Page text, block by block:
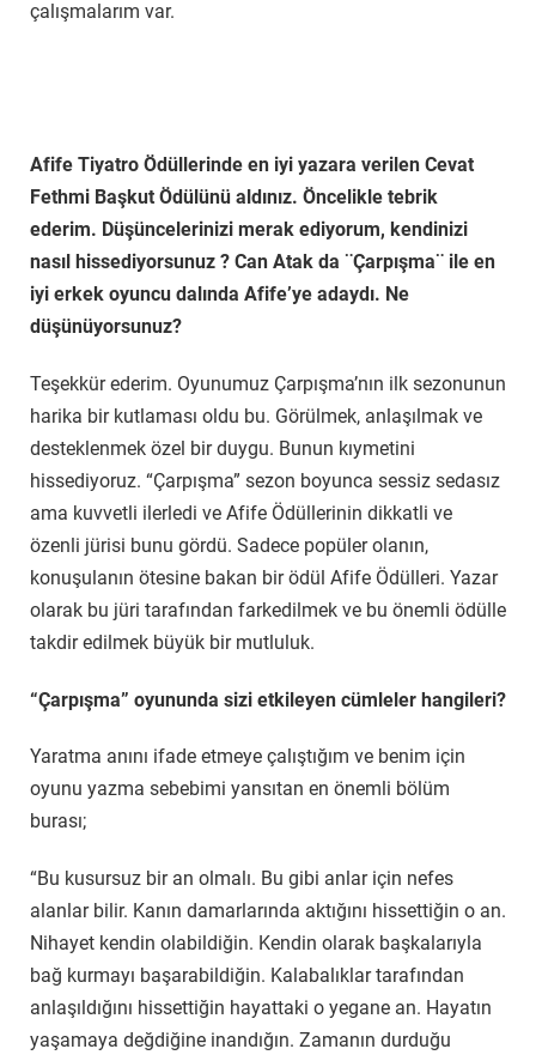
çalışmalarım var.
Afife Tiyatro Ödüllerinde en iyi yazara verilen Cevat
Fethmi Başkut Ödülünü aldınız. Öncelikle tebrik
ederim. Düşüncelerinizi merak ediyorum, kendinizi
nasıl hissediyorsunuz ? Can Atak da ¨Çarpışma¨ ile en
iyi erkek oyuncu dalında Afife’ye adaydı. Ne
düşünüyorsunuz?
Teşekkür ederim. Oyunumuz Çarpışma’nın ilk sezonunun
harika bir kutlaması oldu bu. Görülmek, anlaşılmak ve
desteklenmek özel bir duygu. Bunun kıymetini
hissediyoruz. “Çarpışma” sezon boyunca sessiz sedasız
ama kuvvetli ilerledi ve Afife Ödüllerinin dikkatli ve
özenli jürisi bunu gördü. Sadece popüler olanın,
konuşulanın ötesine bakan bir ödül Afife Ödülleri. Yazar
olarak bu jüri tarafından farkedilmek ve bu önemli ödülle
takdir edilmek büyük bir mutluluk.
“Çarpışma” oyununda sizi etkileyen cümleler hangileri?
Yaratma anını ifade etmeye çalıştığım ve benim için
oyunu yazma sebebimi yansıtan en önemli bölüm
burası;
“Bu kusursuz bir an olmalı. Bu gibi anlar için nefes
alanlar bilir. Kanın damarlarında aktığını hissettiğin o an.
Nihayet kendin olabildiğin. Kendin olarak başkalarıyla
bağ kurmayı başarabildiğin. Kalabalıklar tarafından
anlaşıldığını hissettiğin hayattaki o yegane an. Hayatın
yaşamaya değdiğine inandığın. Zamanın durduğu